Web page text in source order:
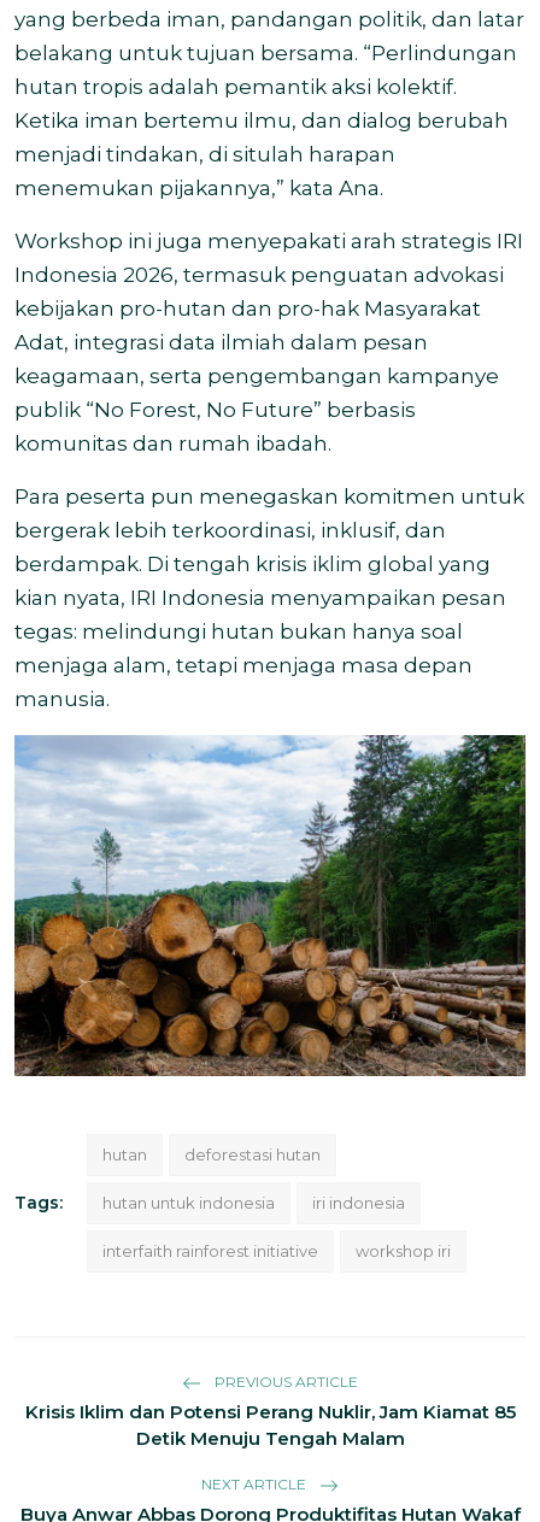
yang berbeda iman, pandangan politik, dan latar
belakang untuk tujuan bersama. “Perlindungan
hutan tropis adalah pemantik aksi kolektif.
Ketika iman bertemu ilmu, dan dialog berubah
menjadi tindakan, di situlah harapan
menemukan pijakannya,” kata Ana.
Workshop ini juga menyepakati arah strategis IRI
Indonesia 2026, termasuk penguatan advokasi
kebijakan pro-hutan dan pro-hak Masyarakat
Adat, integrasi data ilmiah dalam pesan
keagamaan, serta pengembangan kampanye
publik “No Forest, No Future” berbasis
komunitas dan rumah ibadah.
Para peserta pun menegaskan komitmen untuk
bergerak lebih terkoordinasi, inklusif, dan
berdampak. Di tengah krisis iklim global yang
kian nyata, IRI Indonesia menyampaikan pesan
tegas: melindungi hutan bukan hanya soal
menjaga alam, tetapi menjaga masa depan
manusia.
Tags:
hutan deforestasi hutan
hutan untuk indonesia iri indonesia
interfaith rainforest initiative workshop iri
PREVIOUS ARTICLE
Krisis Iklim dan Potensi Perang Nuklir, Jam Kiamat 85
Detik Menuju Tengah Malam
NEXT ARTICLE
Buya Anwar Abbas Dorong Produktifitas Hutan Wakaf